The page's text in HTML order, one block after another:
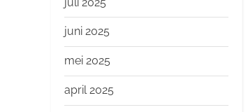
juni 2025
mei 2025
april 2025